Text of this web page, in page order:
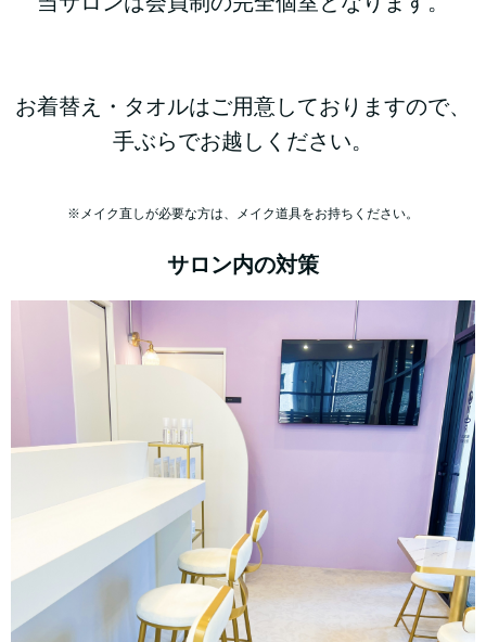
お着替え・タオルはご用意しておりますので、
手ぶらでお越しください。
※メイク直しが必要な方は、メイク道具をお持ちください。
サロン内の対策